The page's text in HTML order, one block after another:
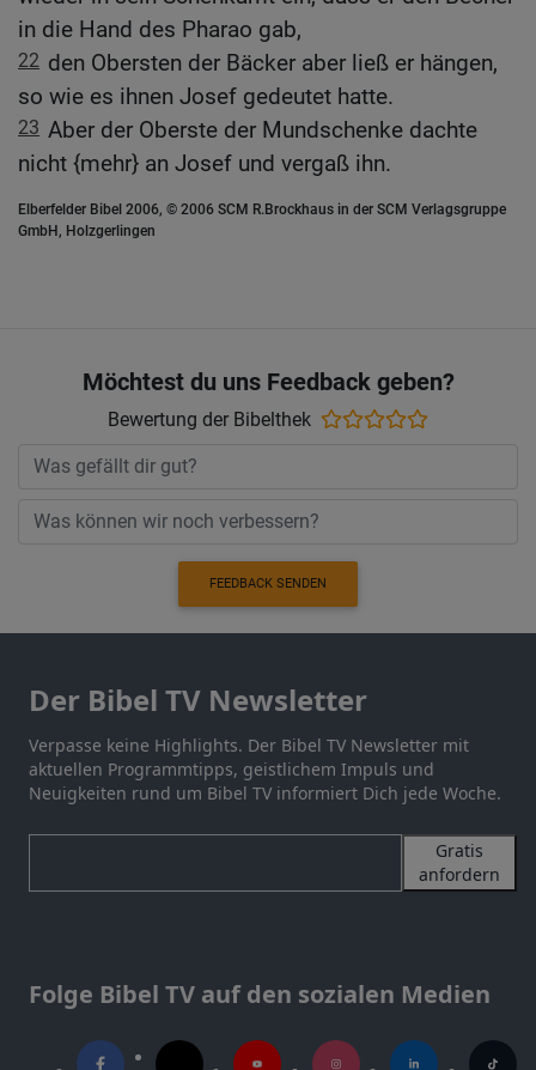
in die Hand des Pharao gab,
22 den Obersten der Bäcker aber ließ er hängen,
so wie es ihnen Josef gedeutet hatte.
23 Aber der Oberste der Mundschenke dachte
nicht {mehr} an Josef und vergaß ihn.
Elberfelder Bibel 2006, © 2006 SCM R.Brockhaus in der SCM Verlagsgruppe
GmbH, Holzgerlingen
Möchtest du uns Feedback geben?
Bewertung der Bibelthek
FEEDBACK SENDEN
Der Bibel TV Newsletter
Verpasse keine Highlights. Der Bibel TV Newsletter mit
aktuellen Programmtipps, geistlichem Impuls und
Neuigkeiten rund um Bibel TV informiert Dich jede Woche.
Gratis
anfordern
Folge Bibel TV auf den sozialen Medien